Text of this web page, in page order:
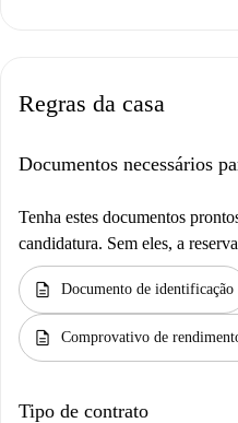
Regras da casa
Documentos necessários
Tenha estes documentos
candidatura. Sem eles, a
description Documento de identificação
description Comprovativo de
Tipo de contrato